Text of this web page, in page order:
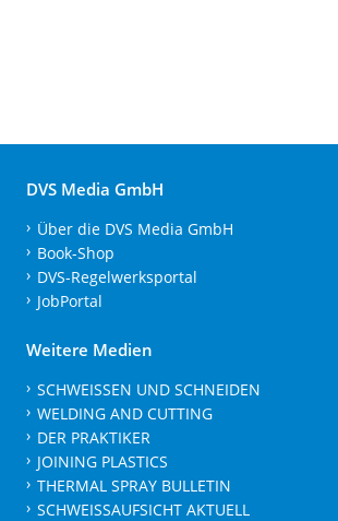
DVS Media GmbH
Über die DVS Media GmbH
Book-Shop
DVS-Regelwerksportal
JobPortal
Weitere Medien
SCHWEISSEN UND SCHNEIDEN
WELDING AND CUTTING
DER PRAKTIKER
JOINING PLASTICS
THERMAL SPRAY BULLETIN
SCHWEISSAUFSICHT AKTUELL